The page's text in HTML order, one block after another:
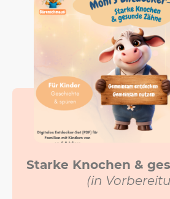
Starke Knochen &
(in